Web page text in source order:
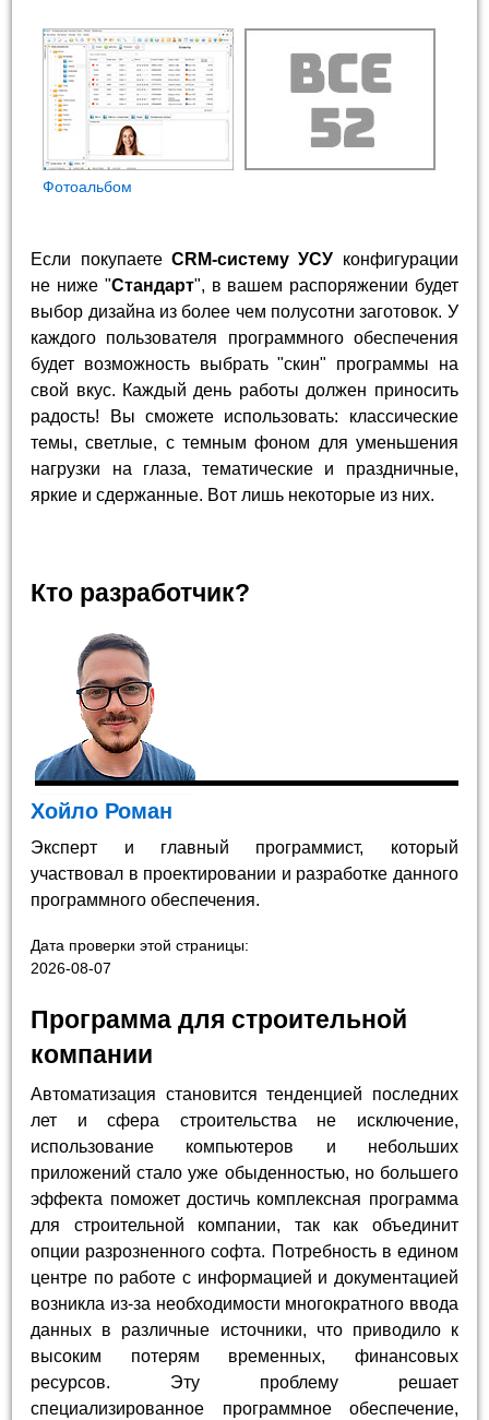
Фотоальбом
Если покупаете CRM-систему УСУ конфигурации
не ниже "Стандарт", в вашем распоряжении будет
выбор дизайна из более чем полусотни заготовок. У
каждого пользователя программного обеспечения
будет возможность выбрать "скин" программы на
свой вкус. Каждый день работы должен приносить
радость! Вы сможете использовать: классические
темы, светлые, с темным фоном для уменьшения
нагрузки на глаза, тематические и праздничные,
яркие и сдержанные. Вот лишь некоторые из них.
Кто разработчик?
Хойло Роман
Эксперт и главный программист, который
участвовал в проектировании и разработке данного
программного обеспечения.
Дата проверки этой страницы:
2026-08-07
Программа для строительной
компании
Автоматизация становится тенденцией последних
лет и сфера строительства не исключение,
использование компьютеров и небольших
приложений стало уже обыденностью, но большего
эффекта поможет достичь комплексная программа
для строительной компании, так как объединит
опции разрозненного софта. Потребность в едином
центре по работе с информацией и документацией
возникла из-за необходимости многократного ввода
данных в различные источники, что приводило к
высоким потерям временных, финансовых
ресурсов. Эту проблему решает
специализированное программное обеспечение,